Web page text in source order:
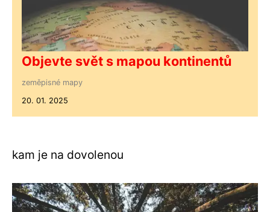
Objevte svět s mapou kontinentů
zeměpisné mapy
20. 01. 2025
kam je na dovolenou